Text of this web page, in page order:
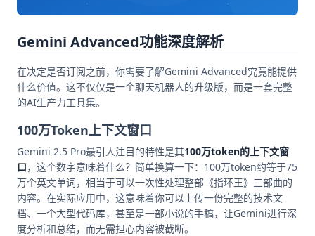
Gemini Advanced功能深度解析
在决定是否订阅之前，你需要了解Gemini Advanced究竟能提供
什么价值。这不仅仅是一个聊天机器人的升级版，而是一套完整
的AI生产力工具集。
100万Token上下文窗口
Gemini 2.5 Pro最引人注目的特性是其100万token的上下文窗
口，这个数字意味着什么？简单换算一下：100万token约等于75
万个英文单词，相当于可以一次性处理整部《指环王》三部曲的
内容。在实际应用中，这意味着你可以上传一份完整的技术文
档、一个大型代码库，甚至是一部小说的手稿，让Gemini进行深
度分析和总结，而无需担心内容被截断。